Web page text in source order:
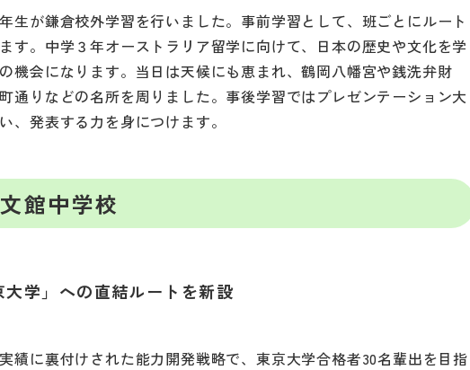
生が鎌倉校外学習を行いました。事前学習として、班ごとにルート
す。中学３年オーストラリア留学に向けて、日本の歴史や文化を学
機会になります。当日は天候にも恵まれ、鶴岡八幡宮や銭洗弁財
通りなどの名所を周りました。事後学習ではプレゼンテーション大
、発表する力を身につけます。
館中学校
大学」への直結ルートを新設
績に裏付けされた能力開発戦略で、東京大学合格者30名輩出を目指